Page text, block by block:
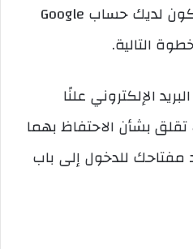
Play ، فمن المحتمل أن يكون لديك حساب Google
التالية.
الإلكتروني علنًا
تقلق بشأن الاحتفاظ بهما
للدخول إلى باب